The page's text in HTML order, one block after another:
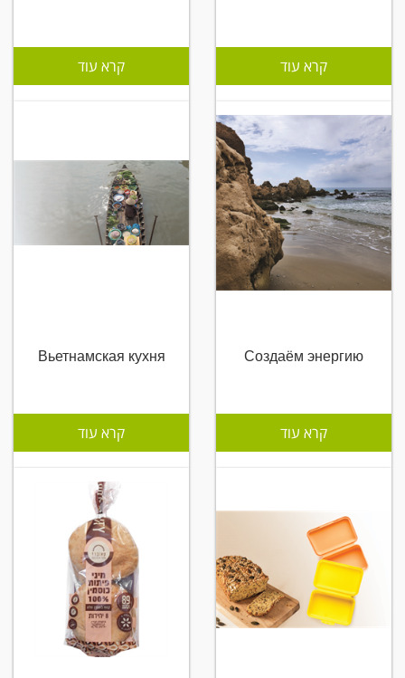
קרא עוד קרא עוד
Создаём энергию
קרא עוד
Вьетнамская кухня
קרא עוד